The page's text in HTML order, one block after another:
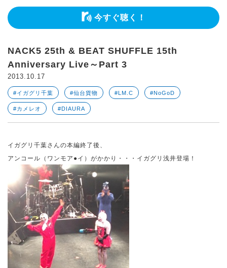
今すぐ聴く！
NACK5 25th & BEAT SHUFFLE 15th
Anniversary Live～Part 3
2013.10.17
#イガグリ千葉 #仙台貨物 #LM.C #NoGoD
#カメレオ #DIAURA
イガグリ千葉さんの本編終了後、
アンコール（ワンモア●イ）がかかり・・・イガグリ浅井登場！